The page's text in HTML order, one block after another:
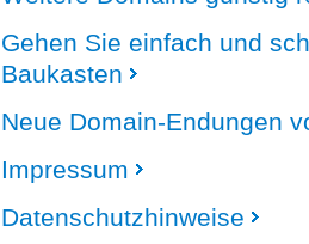
Gehen Sie einfach und
Baukasten
Neue Domain-Endungen
Impressum
Datenschutzhinweise